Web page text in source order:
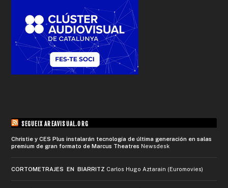
SEGUEIX AREAVISUAL.ORG
Christie y CES Plus instalarán tecnología de última generación en salas
premium de gran formato de Marcus Theatres Newsdesk
CORTOMETRAJES EN BIARRITZ Carlos Hugo Aztarain (Euromovies)